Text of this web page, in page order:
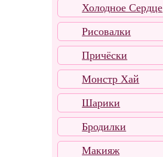
Холодное Сердце
Рисовалки
Причёски
Монстр Хай
Шарики
Бродилки
Макияж